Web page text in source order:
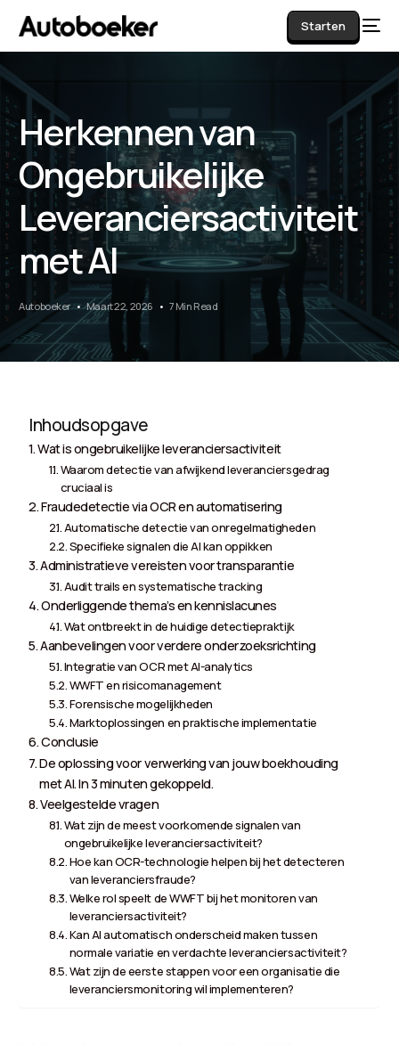
Starten
Herkennen van
Ongebruikelijke
Leveranciersactiviteit
met AI
Autoboeker Maart 22, 2026 7 Min Read
Inhoudsopgave
Wat is ongebruikelijke leveranciersactiviteit
Waarom detectie van afwijkend leveranciersgedrag
cruciaal is
Fraudedetectie via OCR en automatisering
Automatische detectie van onregelmatigheden
Specifieke signalen die AI kan oppikken
Administratieve vereisten voor transparantie
Audit trails en systematische tracking
Onderliggende thema’s en kennislacunes
Wat ontbreekt in de huidige detectiepraktijk
Aanbevelingen voor verdere onderzoeksrichting
Integratie van OCR met AI-analytics
WWFT en risicomanagement
Forensische mogelijkheden
Marktoplossingen en praktische implementatie
Conclusie
De oplossing voor verwerking van jouw boekhouding
met AI. In 3 minuten gekoppeld.
Veelgestelde vragen
Wat zijn de meest voorkomende signalen van
ongebruikelijke leveranciersactiviteit?
Hoe kan OCR-technologie helpen bij het detecteren
van leveranciersfraude?
Welke rol speelt de WWFT bij het monitoren van
leveranciersactiviteit?
Kan AI automatisch onderscheid maken tussen
normale variatie en verdachte leveranciersactiviteit?
Wat zijn de eerste stappen voor een organisatie die
leveranciersmonitoring wil implementeren?